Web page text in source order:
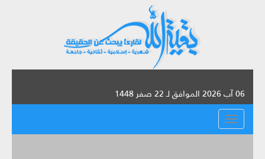
06 آب 2026 الموافق لـ 22 صفر 1448
القائمة